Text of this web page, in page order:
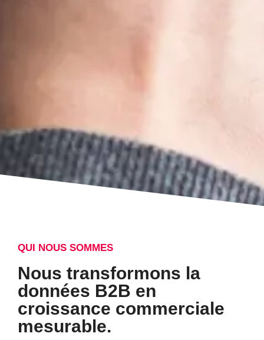
QUI NOUS SOMMES
Nous transformons la
données B2B en
croissance commerciale
mesurable.